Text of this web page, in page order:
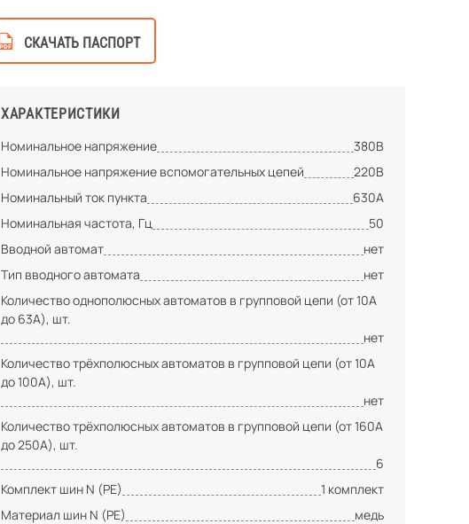
СКАЧАТЬ ПАСПОРТ
ХАРАКТЕРИСТИКИ
Номинальное напряжение
380В
Номинальное напряжение вспомогательных цепей
220В
Номинальный ток пункта
630А
Номинальная частота, Гц
50
Вводной автомат
нет
Тип вводного автомата
нет
Количество однополюсных автоматов в групповой цепи (от 10А
до 63А), шт.
нет
Количество трёхполюсных автоматов в групповой цепи (от 10А
до 100А), шт.
нет
Количество трёхполюсных автоматов в групповой цепи (от 160А
до 250А), шт.
6
Комплект шин N (PE)
1 комплект
Материал шин N (PE)
медь